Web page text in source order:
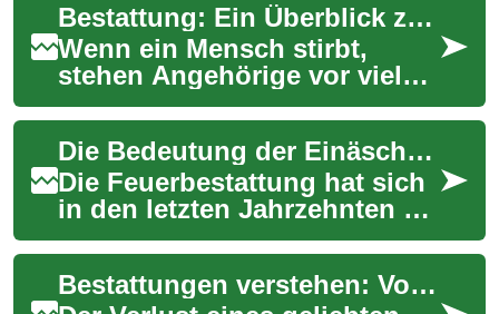
Bestattung: Ein Überblick zu Einäscherung, Urne, Friedhof und Kosten
Wenn ein Mensch stirbt,
stehen Angehörige vor vielen
Entscheidungen:
Bestattungsart, Auswahl
einer Urne, Friedhofspla...
Die Bedeutung der Einäscherung: Ein umfassender Leitfaden zur Feuerbestattung
Die Feuerbestattung hat sich
in den letzten Jahrzehnten zu
einer der häufigsten
Bestattungsformen in
Deutschland entw...
Bestattungen verstehen: Von Einäscherung bis Friedhof